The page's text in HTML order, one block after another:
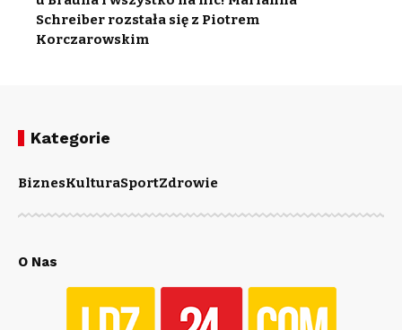
Schreiber rozstała się z Piotrem
Korczarowskim
Kategorie
BiznesKulturaSportZdrowie
O Nas